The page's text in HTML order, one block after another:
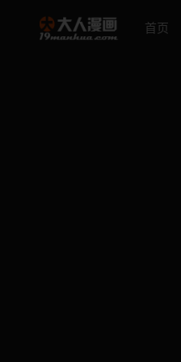
首页